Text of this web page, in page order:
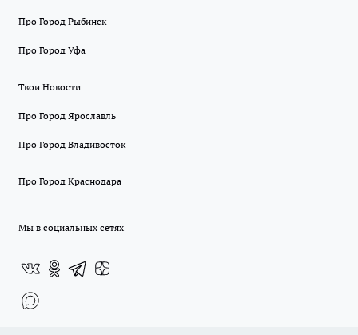
Про Город Рыбинск
Про Город Уфа
Твои Новости
Про Город Ярославль
Про Город Владивосток
Про Город Краснодара
Мы в социальных сетях